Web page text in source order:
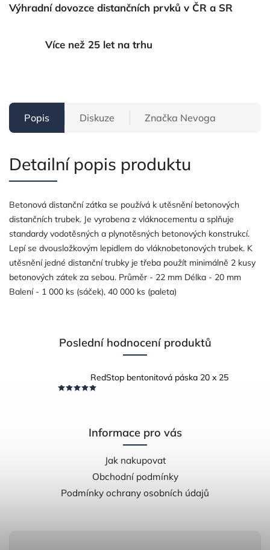
Výhradní dovozce distančních prvků v ČR a SR
Více než 25 let na trhu
Popis Diskuze Značka Nevoga
Detailní popis produktu
Betonová distanční zátka se používá k utěsnění betonových
distančních trubek. Je vyrobena z vláknocementu a splňuje
standardy vodotěsných a plynotěsných betonových konstrukcí.
Lepí se dvousložkovým lepidlem do vláknobetonových trubek. K
utěsnění jedné distanční trubky je třeba použít minimálně 2 kusy
betonových zátek za sebou. Průměr - 22 mm Délka - 20 mm
Balení - 1 000 ks (sáček), 40 000 ks (paleta)
Poslední hodnocení produktů
RedStop bentonitová páska 20 x 25
Informace pro vás
Jak nakupovat
Obchodní podmínky
Podmínky ochrany osobních údajů